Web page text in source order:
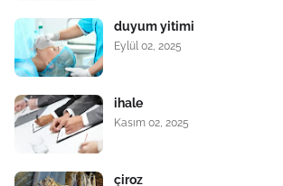
duyum yitimi
Eylül 02, 2025
ihale
Kasım 02, 2025
çiroz